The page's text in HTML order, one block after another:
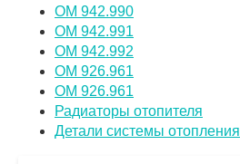
OM 942.990
OM 942.991
OM 942.992
OM 926.961
OM 926.961
Радиаторы отопителя
Детали системы отопления